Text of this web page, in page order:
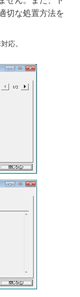
切な処置方法を
応。